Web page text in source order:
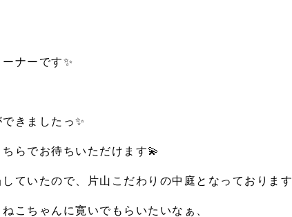
ーナーです✨
きましたっ✨
らでお待ちいただけます💫
ていたので、片山こだわりの中庭となっております
こちゃんに寛いでもらいたいなぁ、